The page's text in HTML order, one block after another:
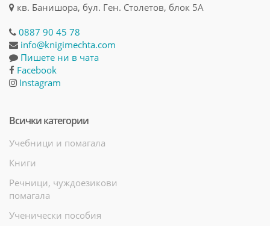
кв. Банишора, бул. Ген. Столетов, блок 5А
0887 90 45 78
info@knigimechta.com
Пишете ни в чата
Facebook
Instagram
Всички категории
Учебници и помагала
Книги
Речници, чуждоезикови
помагала
Ученически пособия